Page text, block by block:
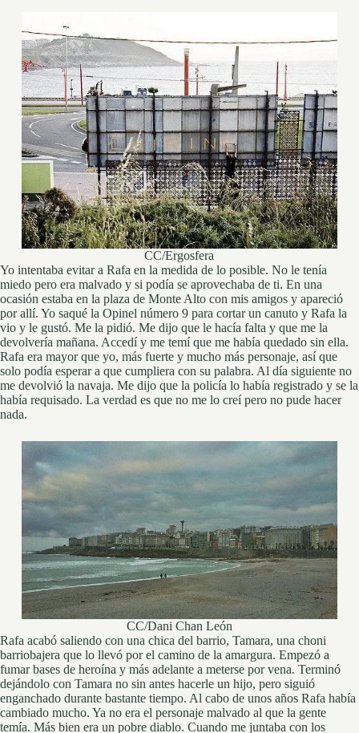
CC/Ergosfera
Yo intentaba evitar a Rafa en la medida de lo posible. No le tenía
miedo pero era malvado y si podía se aprovechaba de ti. En una
ocasión estaba en la plaza de Monte Alto con mis amigos y apareció
por allí. Yo saqué la Opinel número 9 para cortar un canuto y Rafa la
vio y le gustó. Me la pidió. Me dijo que le hacía falta y que me la
devolvería mañana. Accedí y me temí que me había quedado sin ella.
Rafa era mayor que yo, más fuerte y mucho más personaje, así que
solo podía esperar a que cumpliera con su palabra. Al día siguiente no
me devolvió la navaja. Me dijo que la policía lo había registrado y se la
había requisado. La verdad es que no me lo creí pero no pude hacer
nada.
CC/Dani Chan León
Rafa acabó saliendo con una chica del barrio, Tamara, una choni
barriobajera que lo llevó por el camino de la amargura. Empezó a
fumar bases de heroína y más adelante a meterse por vena. Terminó
dejándolo con Tamara no sin antes hacerle un hijo, pero siguió
enganchado durante bastante tiempo. Al cabo de unos años Rafa había
cambiado mucho. Ya no era el personaje malvado al que la gente
temía. Más bien era un pobre diablo. Cuando me juntaba con los